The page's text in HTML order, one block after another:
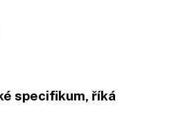
specifikum, říká